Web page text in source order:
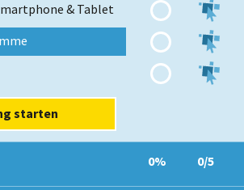
& Tablet
starten
0% 0/5